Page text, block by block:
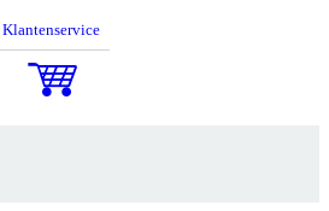
Klantenservice